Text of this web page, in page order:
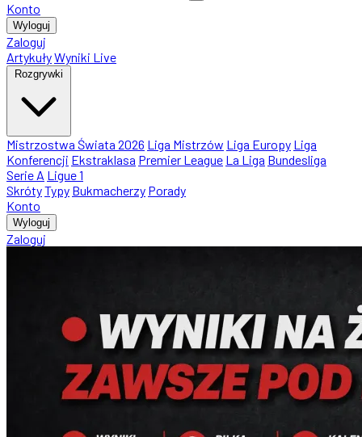
Konto
Wyloguj
Zaloguj
ArtykułyWyniki Live
Rozgrywki
Mistrzostwa Świata 2026 Liga Mistrzów Liga Europy Liga
Konferencji Ekstraklasa Premier League La Liga Bundesliga
Serie A Ligue 1
SkrótyTypy Bukmacherzy Porady
Konto
Wyloguj
Zaloguj